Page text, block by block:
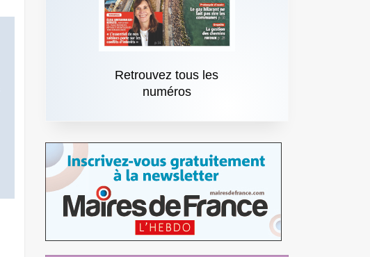
Retrouvez tous les
numéros